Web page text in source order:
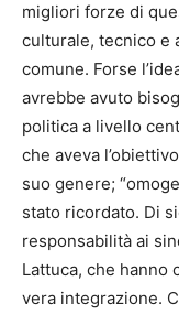
migliori forze di
culturale, tecnico e
comune. Forse
avrebbe avuto
politica a livello
che aveva
suo genere;
stato ricordato. Di
responsabilità ai
Lattuca, che hanno
vera integrazione.